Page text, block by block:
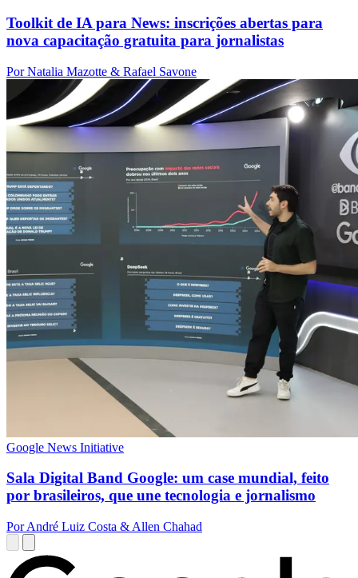
Toolkit de IA para News: inscrições abertas para
nova capacitação gratuita para jornalistas
Por Natalia Mazotte & Rafael Savone
Google News Initiative
Sala Digital Band Google: um case mundial, feito
por brasileiros, que une tecnologia e jornalismo
Por André Luiz Costa & Allen Chahad